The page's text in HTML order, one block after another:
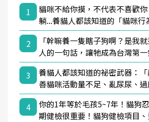
1
貓咪不給你摸，不代表不喜歡
躺...養貓人都該知道的「貓咪行
2
「幹嘛養一隻瞎子狗啊？是我
人的一句話，讓牠成為台灣第
3
養貓人都該知道的祕密武器：
善貓咪活動量不足、亂尿尿、
4
你的1年等於毛孩5~7年！貓狗
期健檢很重要！貓狗健檢項目